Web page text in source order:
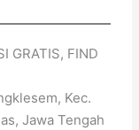
GRATIS, FIND
Kec.
Jawa Tengah